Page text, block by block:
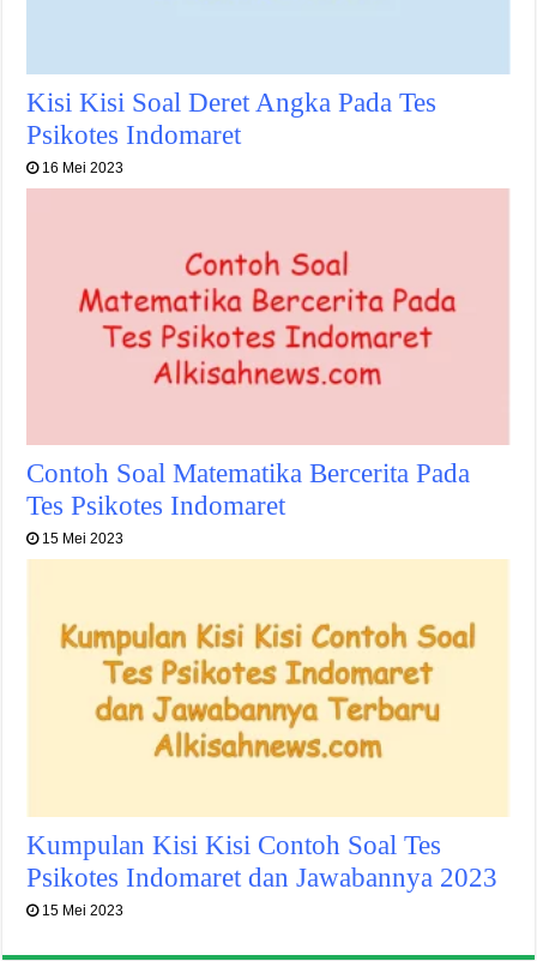
Kisi Kisi Soal Deret Angka Pada Tes
Psikotes Indomaret
16 Mei 2023
Contoh Soal Matematika Bercerita Pada
Tes Psikotes Indomaret
15 Mei 2023
Kumpulan Kisi Kisi Contoh Soal Tes
Psikotes Indomaret dan Jawabannya 2023
15 Mei 2023